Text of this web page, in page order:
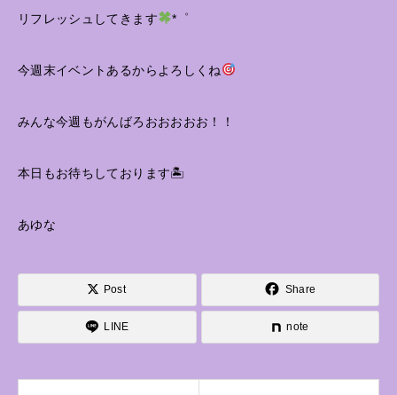
リフレッシュしてきます *゜
今週末イベントあるからよろしくね
みんな今週もがんばろおおおおお！！
本日もお待ちしております🏝
あゆな
Post Share
LINE note